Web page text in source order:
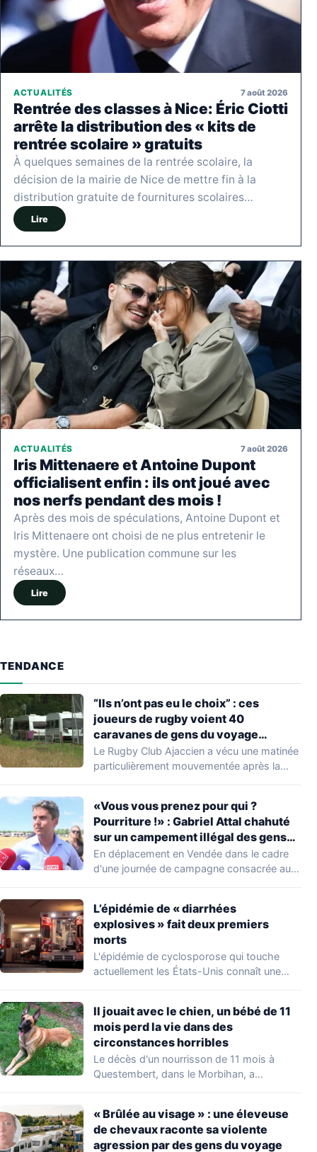
ACTUALITÉS 7 août 2026
Rentrée des classes à Nice: Éric Ciotti
arrête la distribution des « kits de
rentrée scolaire » gratuits
À quelques semaines de la rentrée scolaire, la
décision de la mairie de Nice de mettre fin à la
distribution gratuite de fournitures scolaires…
Lire
ACTUALITÉS 7 août 2026
Iris Mittenaere et Antoine Dupont
officialisent enfin : ils ont joué avec
nos nerfs pendant des mois !
Après des mois de spéculations, Antoine Dupont et
Iris Mittenaere ont choisi de ne plus entretenir le
mystère. Une publication commune sur les
réseaux…
Lire
TENDANCE
“Ils n’ont pas eu le choix” : ces
joueurs de rugby voient 40
caravanes de gens du voyage
s’installer dans leur stade, ils les
délogent en moins d’1 heure
Le Rugby Club Ajaccien a vécu une matinée
particulièrement mouvementée après la
«Vous vous prenez pour qui ?
Pourriture !» : Gabriel Attal chahuté
sur un campement illégal des gens
du voyage
En déplacement en Vendée dans le cadre
d'une journée de campagne consacrée aux
L’épidémie de « diarrhées
explosives » fait deux premiers
morts
L'épidémie de cyclosporose qui touche
actuellement les États-Unis connaît une
Il jouait avec le chien, un bébé de 11
mois perd la vie dans des
circonstances horribles
Le décès d'un nourrisson de 11 mois à
Questembert, dans le Morbihan, a
« Brûlée au visage » : une éleveuse
de chevaux raconte sa violente
agression par des gens du voyage